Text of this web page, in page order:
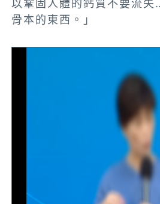
以鞏固人體的鈣質不要流失
骨本的東西。」